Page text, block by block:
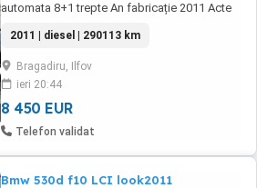
automata 8+1 trepte An fabricație 2011 Acte
Dublu climatronic Xenon faza scurta Spalator
faruri Navigație mare BMW HDD
20GB+DVD+AUX + Bluethoot Interior piele
neagră (întreținută corespunzător) Plafon
negru M Jante ...
2011 | diesel | 290113 km
Bragadiru, Ilfov
ieri 20:44
8 450 EUR
Telefon validat
Bmw 530d f10 LCI look2011